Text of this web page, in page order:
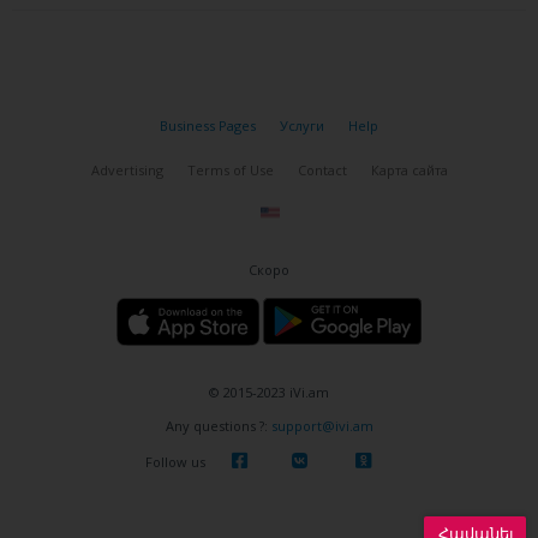
Business Pages Услуги Help
Advertising Terms of Use Contact Карта сайта
Скоро
© 2015-2023 iVi.am
Any questions ?: support@ivi.am
Follow us
Հավանել